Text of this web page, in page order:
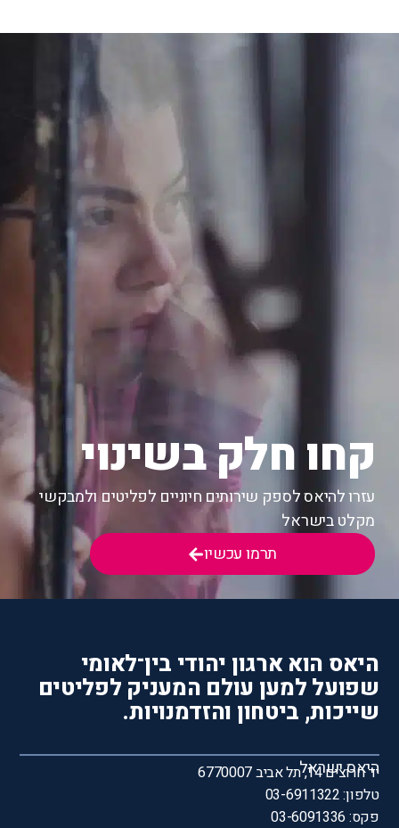
קחו חלק בשינוי
עזרו להיאס לספק שירותים חיוניים לפליטים ולמבקשי
מקלט בישראל
תרמו עכשיו
היאס הוא ארגון יהודי בין־לאומי
שפועל למען עולם המעניק לפליטים
שייכות, ביטחון והזדמנויות.
היאס ישראל
יד חרוצים 14, תל אביב 6770007
טלפון: 03-6911322
פקס: 03-6091336